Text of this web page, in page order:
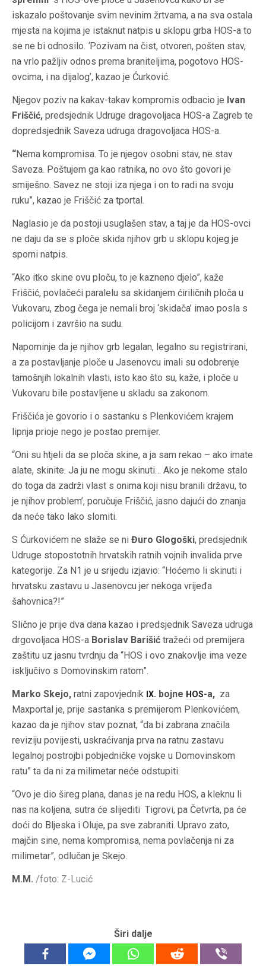
iskazalo poštovanje svim nevinim žrtvama, a na sva ostala
mjesta na kojima je istaknut natpis u sklopu grba HOS-a to
se ne bi odnosilo. ‘Pozivam na čist, otvoren, pošten stav,
na vrlo pažljiv odnos prema braniteljima, pogotovo HOS-
ovcima, i na dijalog’, kazao je Ćurković.
Njegov poziv na kakav-takav kompromis odbacio je Ivan
Friščić, predsjednik Udruge dragovoljaca HOS-a Zagreb te
dopredsjednik Saveza udruga dragovoljaca HOS-a.
“Nema kompromisa. To je njegov osobni stav, ne stav
Saveza. Poštujem ga kao ratnika, no ovo što govori je
smiješno. Savez ne stoji iza njega i on to radi na svoju
ruku”, kazao je Friščić za tportal.
Naglasio je da postoji usuglašen stav, a taj je da HOS-ovci
ne daju da se s ploče skida njihov grb u sklopu kojeg je
sporni natpis.
“Ako itko skine ovu ploču, to je kazneno djelo”, kaže
Friščić, povlačeći paralelu sa skidanjem ćiriličnih ploča u
Vukovaru, zbog čega je nemali broj ‘skidača’ imao posla s
policijom i završio na sudu.
Napominje da je njihov grb legalan, legalno su registrirani,
a za postavljanje ploče u Jasenovcu imali su odobrenje
tamošnjih lokalnih vlasti, isto kao što su, kaže, i ploče u
Vukovaru bile postavljene u skladu sa zakonom.
Friščića je govorio i o sastanku s Plenkovićem krajem
lipnja prioje nego je postao premijer.
“Oni su htjeli da se ploča skine, a ja sam rekao – ako imate
alate, skinite. Ja ju ne mogu skinuti… Ako je nekome stalo
do toga da zadrži vlast s onima koji nisu branili državu, to
je njihov problem’, poručuje Friščić, jasno dajući do znanja
da neće tako lako slomiti.
S Ćurkovićem ne slaže se ni Đuro Glogoški, predsjednik
Udruge stopostotnih hrvatskih ratnih vojnih invalida prve
kategorije. Za N1 je u srijedu izjavio: “Hoćemo li skinuti i
hrvatsku zastavu u Jasenovcu jer nekoga vrijeđa
šahovnica?!”
Slično je prije dva dana kazao i predsjednik Saveza udruga
drgovoljaca HOS-a Borislav Barišić tražeći od premijera
zaštitu uz jasnu tvrdnju da “HOS i ovo znakovlje ima veze
isključivo s Domovinskim ratom”.
Marko Skejo, ratni zapovjednik IX. bojne HOS-a, za
Maxportal je, prije sastanka s premijerom Plenkovićem,
kazao da je njihov stav poznat, “da bi zabrana značila
reviziju povijesti, uskraćivanja prva na ratnu zastavu
legalnoj postrojbi pobjedničke vojske u Domovinskom
ratu” ta da ni za milimetar neće odstupiti.
“Ovo je dio šireg plana, danas je na redu HOS, a kleknu li
nas na koljena, sutra će slijediti Tigrovi, pa Četvrta, pa će
doći do Bljeska i Oluje, pa sve zabraniti. Upravo zato,
majčin sine, nema kompromisa, nema povlačenja ni za
milimetar”, odlučan je Skejo.
M.M. /foto: Z-Lucić
Širi dalje